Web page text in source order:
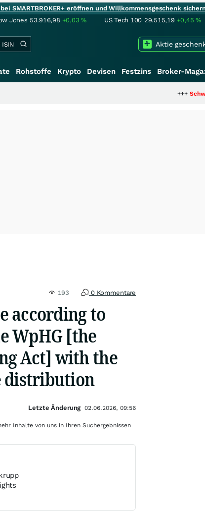
SMARTBROKER+ eröffnen und Willkommensgeschenk
Jones 53.916,98 +0,03% US Tech 100 29.515,19 +0,45%
Aktie
Rohstoffe Krypto Devisen Festzins Broker-
Schwere Seltene
193 0 Kommentare
according to
WpHG [the
Act] with the
distribution
Letzte Änderung 02.06.2026, 09:56
Inhalte von uns in Ihren Suchergebnissen